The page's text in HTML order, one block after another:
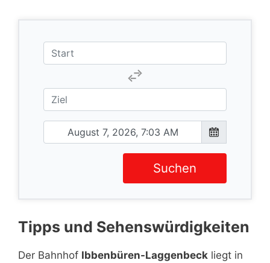
Suchen
Tipps und Sehenswürdigkeiten
Der Bahnhof Ibbenbüren-Laggenbeck liegt in